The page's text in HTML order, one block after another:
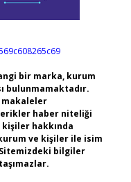
bir marka, kurum
bulunmamaktadır.
makaleler
haber niteliği
hakkında
ve kişiler ile isim
bilgiler